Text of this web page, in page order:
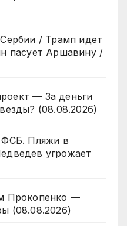
/ Трамп идет
пасует Аршавину /
— За деньги
(08.08.2026)
ФСБ. Пляжи в
угрожает
Прокопенко —
(08.08.2026)